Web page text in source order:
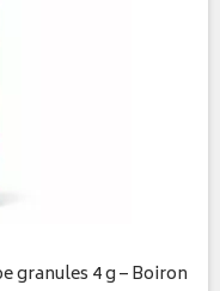
granules 4 g – Boiron